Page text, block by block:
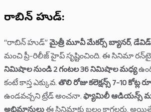
రాబిన్ హుడ్:
“రాబిన్ హుడ్”మైత్రీ మూవీ మేకర్స్ బ్యానర్,
మంచి ప్రీ-రిలీజ్ హైప్ సృష్టించింది. ఈ సినిమా
నిమిషాల నుండి 2 గంటల 36 నిమిషాల మధ్య
కంటే కాస్త ఎక్కువ.తొలి రోజు కలెక్షన్స్ 7-10
ఉండవచ్చని ట్రేడ్ అంచనా.ఫ్యామిలీ ఆడియన్స్